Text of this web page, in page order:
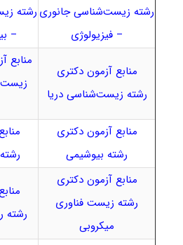
رشته زیست‌شناسی جانوری
– فیزیولوژی
رشته
–
منابع آزمون دکتری
رشته زیست‌شناسی دریا
منابع
منابع آزمون دکتری
رشته بیوشیمی
منابع آزمون دکتری
رشته زیست فناوری
میکروبی
رشته